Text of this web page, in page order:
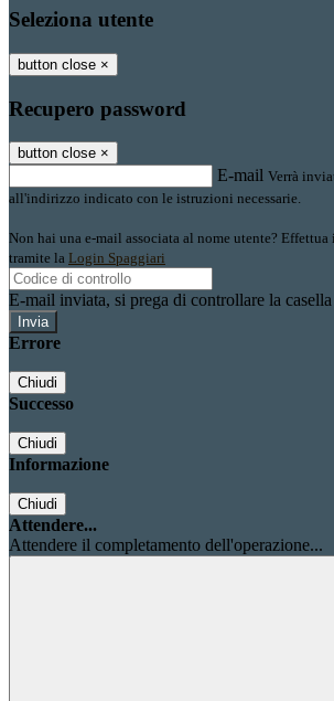
Seleziona utente
button close ×
Recupero password
button close ×
E-mail Verrà
all'indirizzo indicato con le istruzioni necessarie.
Non hai una e-mail associata al nome utente? Effettua
tramite la Login Spaggiari
E-mail inviata, si prega di controllare la
Errore
Chiudi
Successo
Chiudi
Informazione
Chiudi
Attendere...
Attendere il completamento dell'operazione...